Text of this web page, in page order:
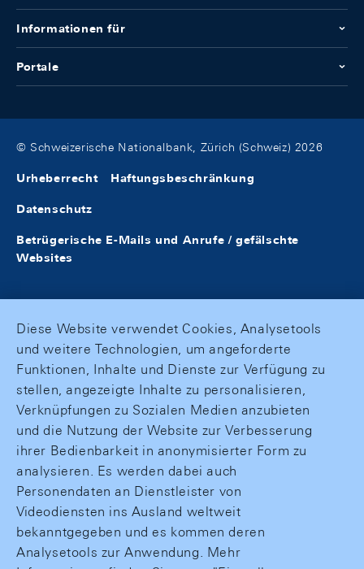
Informationen für
Portale
© Schweizerische Nationalbank, Zürich (Schweiz) 2026
Urheberrecht Haftungsbeschränkung
Datenschutz
Betrügerische E-Mails und Anrufe / gefälschte
Websites
Diese Website verwendet Cookies, Analysetools
und weitere Technologien, um angeforderte
Funktionen, Inhalte und Dienste zur Verfügung zu
stellen, angezeigte Inhalte zu personalisieren,
Verknüpfungen zu Sozialen Medien anzubieten
und die Nutzung der Website zur Verbesserung
ihrer Bedienbarkeit in anonymisierter Form zu
analysieren. Es werden dabei auch
Personendaten an Dienstleister von
Videodiensten ins Ausland weltweit
bekanntgegeben und es kommen deren
Analysetools zur Anwendung. Mehr